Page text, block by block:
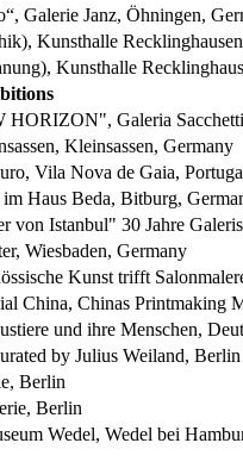
Galerie Janz, Öhningen,
Kunsthalle
Kunsthalle
Galeria
Kleinsassen, Germany
Vila Nova de Gaia,
Haus Beda, Bitburg,
von Istanbul" 30 Jahre
Wiesbaden, Germany
Kunst trifft
China, Chinas Printmaking
und ihre Menschen,
by Julius Weiland,
Berlin
Berlin
Wedel, Wedel bei